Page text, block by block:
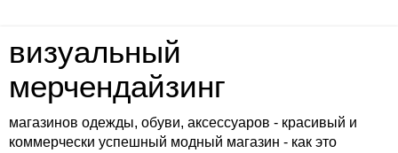
визуальный
мерчендайзинг
магазинов одежды, обуви, аксессуаров - красивый и
коммерчески успешный модный магазин - как это